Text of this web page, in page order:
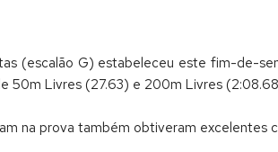
(escalão G) estabeleceu este fim-de-
50m Livres (27.63) e 200m Livres
na prova também obtiveram excelentes